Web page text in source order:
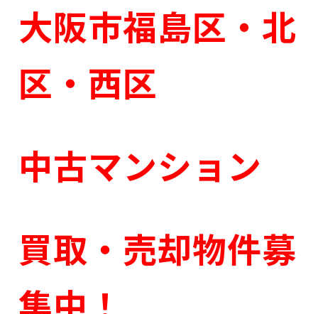
大阪市福島区・北
区・西区
中古マンション
買取・売却物件募
集中！